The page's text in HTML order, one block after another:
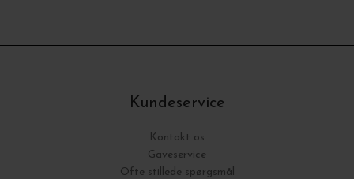
Kundeservice
Kontakt os
Gaveservice
Ofte stillede spørgsmål